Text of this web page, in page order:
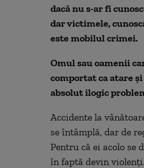
dacă nu s-ar fi
dar victimele,
este mobilul crimei.
Omul sau oamenii
comportat ca atare
absolut ilogic
Accidente la
se întâmplă, dar de
Pentru că ei acolo se
în faptă devin